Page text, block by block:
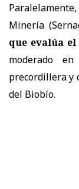
Minería
que evalúa
moderado
precordillera y
del Biobío.